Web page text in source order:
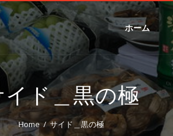
ホーム
イド＿黒の極
Home サイド＿黒の極